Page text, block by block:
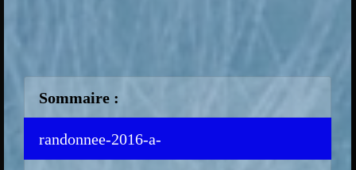
Sommaire :
randonnee-2016-a-